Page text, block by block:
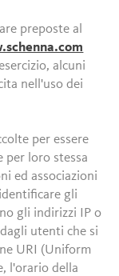
preposte al
alcuni
nell'uso dei
per essere
per loro stessa
ed associazioni
gli
gli indirizzi IP o
utenti che si
URI (Uniform
l'orario della